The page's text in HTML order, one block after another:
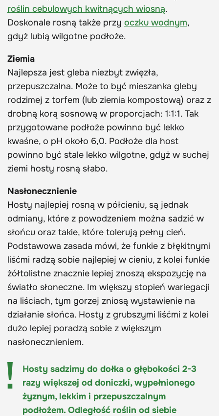
roślin cebulowych kwitnących wiosną.
Doskonale rosną także przy oczku wodnym,
gdyż lubią wilgotne podłoże.
Ziemia
Najlepsza jest gleba niezbyt zwięzła,
przepuszczalna. Może to być mieszanka gleby
rodzimej z torfem (lub ziemia kompostową) oraz z
drobną korą sosnową w proporcjach: 1:1:1. Tak
przygotowane podłoże powinno być lekko
kwaśne, o pH około 6,0. Podłoże dla host
powinno być stale lekko wilgotne, gdyż w suchej
ziemi hosty rosną słabo.
Nasłonecznienie
Hosty najlepiej rosną w półcieniu, są jednak
odmiany, które z powodzeniem można sadzić w
słońcu oraz takie, które tolerują pełny cień.
Podstawowa zasada mówi, że funkie z błękitnymi
liśćmi radzą sobie najlepiej w cieniu, z kolei funkie
żółtolistne znacznie lepiej znoszą ekspozycję na
światło słoneczne. Im większy stopień wariegacji
na liściach, tym gorzej zniosą wystawienie na
działanie słońca. Hosty z grubszymi liśćmi z kolei
dużo lepiej poradzą sobie z większym
nasłonecznieniem.
Hosty sadzimy do dołka o głębokości 2-3
razy większej od doniczki, wypełnionego
żyznym, lekkim i przepuszczalnym
podłożem. Odległość roślin od siebie